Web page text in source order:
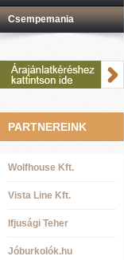
Csempemania
PARTNEREINK
Wolfhouse Kft.
Vista Line Kft.
Ifjusági Teher
Jóburkolók.hu